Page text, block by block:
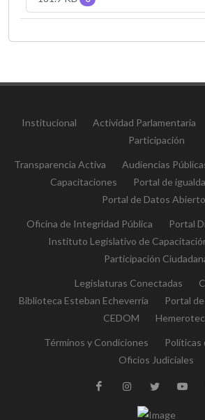
Institucional Actividad Parlamentaria
Participación
Transparencia Activa Audiencias
Capacitaciones
Portal de
Portal de Datos
Oficina de Integridad Pública
Portal
Instituto Legislativo de
Participación
Legislaturas Conectadas
Biblioteca Esteban Echeverría
Portal
CEDOM
Términos y Condiciones
Políticas
Oficios Judiciales